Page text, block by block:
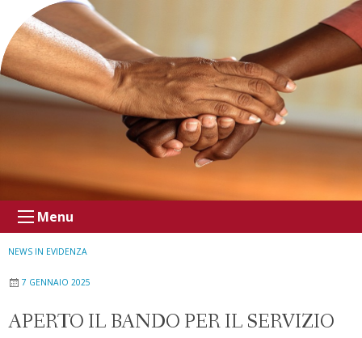
Menu
NEWS IN EVIDENZA
7 GENNAIO 2025
APERTO IL BANDO PER IL SERVIZIO